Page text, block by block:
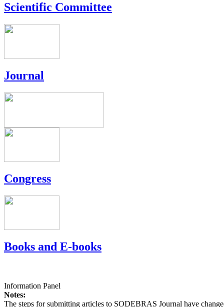
Scientific Committee
Journal
Congress
Books and E-books
Information Panel
Notes:
The steps for submitting articles to SODEBRAS Journal have